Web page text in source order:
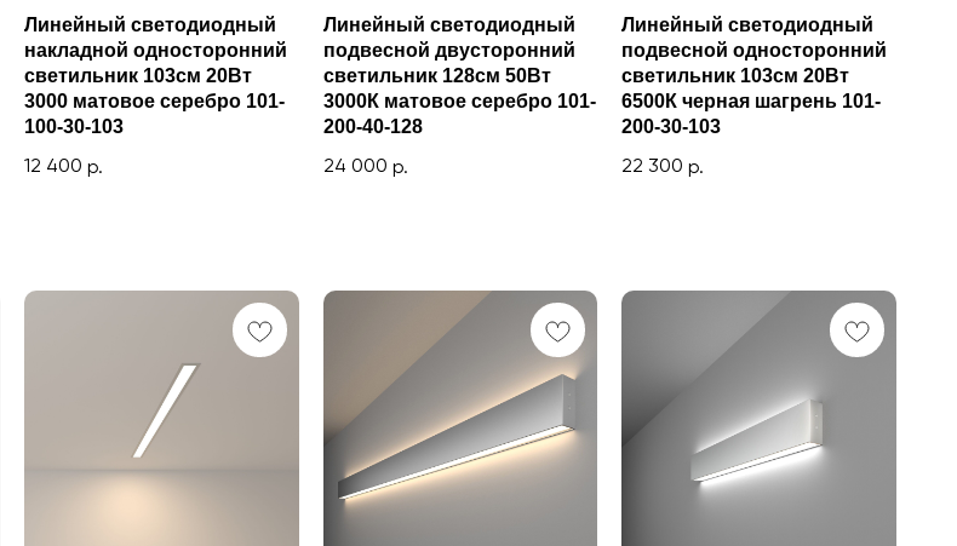
Линейный светодиодный
накладной односторонний
светильник 103см 20Вт
3000 матовое серебро 101-
100-30-103
12 400 р.
Линейный светодиодный
подвесной двусторонний
светильник 128см 50Вт
3000К матовое серебро 101-
200-40-128
24 000 р.
Линейный светодиодный
подвесной односторонний
светильник 103см 20Вт
6500К черная шагрень 101-
200-30-103
22 300 р.